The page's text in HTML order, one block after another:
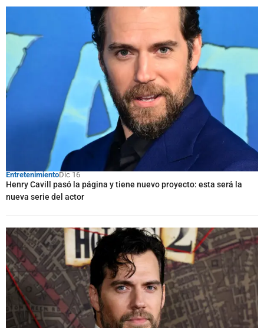
EntretenimientoDic 16
Henry Cavill pasó la página y tiene nuevo proyecto: esta será la
nueva serie del actor